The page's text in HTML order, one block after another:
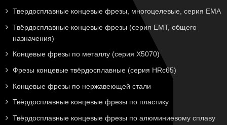
Твердосплавные концевые фрезы, многоцелевые, серия EMA
Твёрдосплавные концевые фрезы (серия EMT, общего
назначения)
Концевые фрезы по металлу (серия X5070)
Фрезы концевые твёрдосплавные (серия HRc65)
Концевые фрезы по нержавеющей стали
Твёрдосплавные концевые фрезы по пластику
Твёрдосплавные концевые фрезы по алюминиевому сплаву